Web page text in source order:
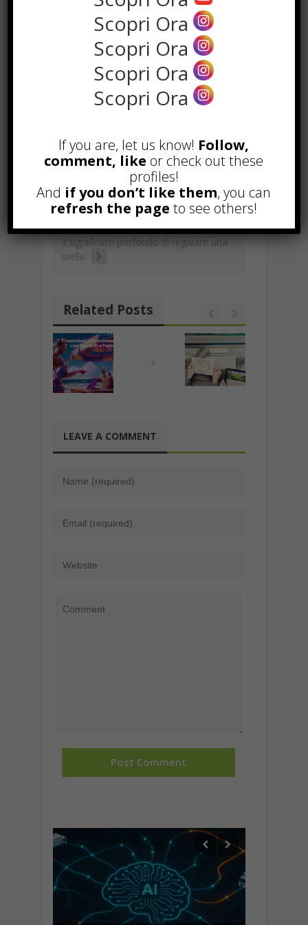
utenza che ci si è prefissati di
raggiungere.
ac
b
o
o
k
W
h
s
A
p
p
X T
el
gr
a
m
Li
n
e
dI
n
p
c
h
at
l
ai
l
C
p
y
Li
n
k
C
n
di
vi
di
TAGGED WITH :CONSIGLI YOUTUBE,
VISITE,YOUTUBE
Come farsi conoscere
velocemente su Youtube
Il significato profondo di regalare una
stella
Related Posts
LEAVE A COMMENT
Scopri Ora
Scopri Ora
Scopri Ora
Scopri Ora
If you are, let us know! Follow,
comment, like or check out these
profiles!
And if you don’t like them, you can
refresh the page to see others!